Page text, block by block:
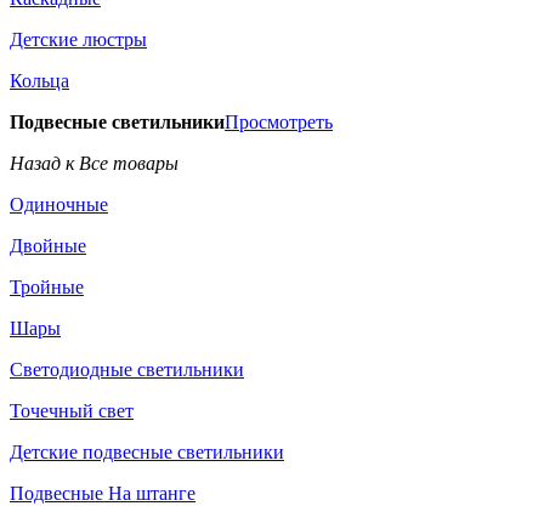
Детские люстры
Кольца
Подвесные светильникиПросмотреть
Назад к Все товары
Одиночные
Двойные
Тройные
Шары
Светодиодные светильники
Точечный свет
Детские подвесные светильники
Подвесные На штанге